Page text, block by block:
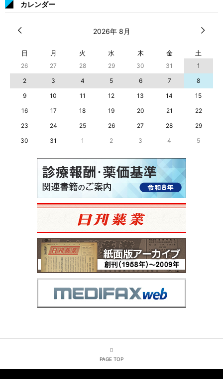
カレンダー
2026年 8月
日 月 火 水 木 金 土
26 27 28 29 30 31
1
2
3 4 5 6 7
8
9
10 11 12 13 14
15
16
17 18 19 20 21
22
23
24 25 26 27 28
29
30
31 1 2 3 4 5
PAGE TOP